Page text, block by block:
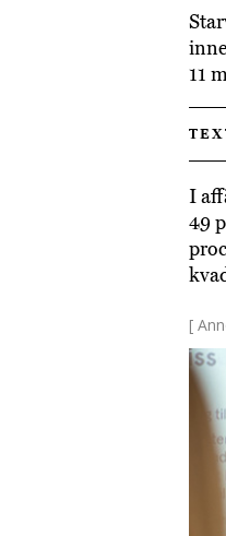
11
I
49
[